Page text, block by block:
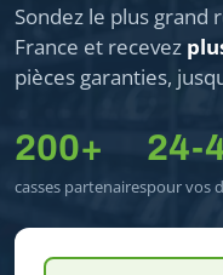
Sondez le plus grand
France et recevez
pièces garanties,
200+
casses partenaires
24-
pour vos